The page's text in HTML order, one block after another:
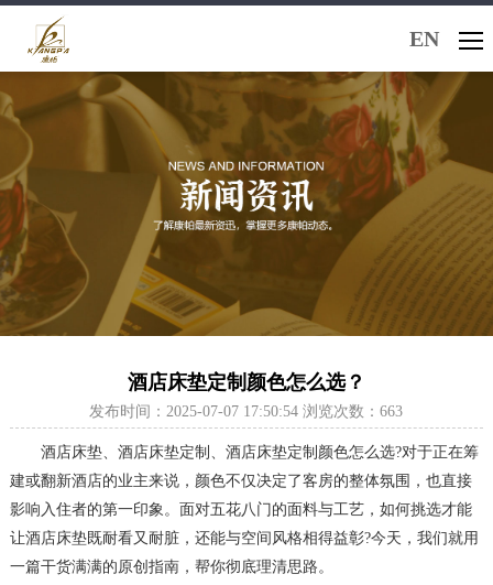
EN
酒店床垫定制颜色怎么选？
发布时间：2025-07-07 17:50:54 浏览次数：663
酒店床垫、酒店床垫定制、酒店床垫定制颜色怎么选?对于正在筹
建或翻新酒店的业主来说，颜色不仅决定了客房的整体氛围，也直接
影响入住者的第一印象。面对五花八门的面料与工艺，如何挑选才能
让酒店床垫既耐看又耐脏，还能与空间风格相得益彰?今天，我们就用
一篇干货满满的原创指南，帮你彻底理清思路。